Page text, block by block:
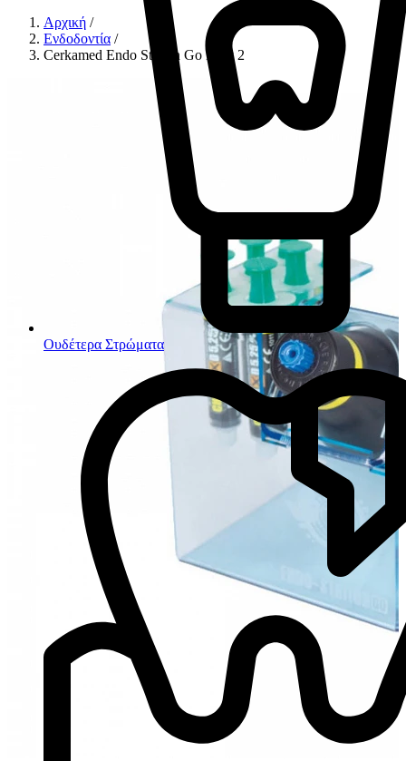
Ουδέτερα Στρώματα
Αρχική /
Ενδοδοντία /
Cerkamed Endo Station Go Easy 2